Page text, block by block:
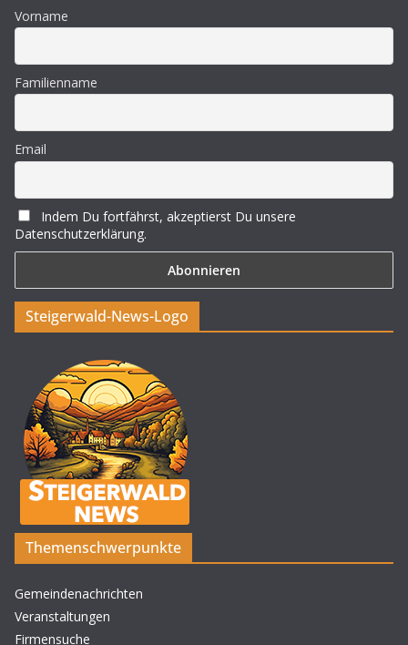
Vorname
Familienname
Email
Indem Du fortfährst, akzeptierst Du unsere
Datenschutzerklärung.
Steigerwald-News-Logo
Themenschwerpunkte
Gemeindenachrichten
Veranstaltungen
Firmensuche